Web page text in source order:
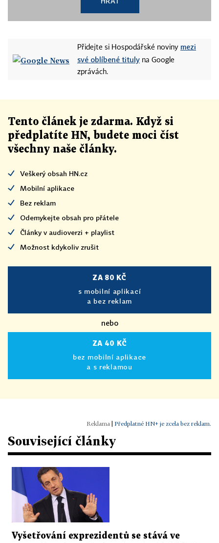
Přidejte si Hospodářské noviny mezi
své oblíbené tituly na Google
zprávách.
Tento článek je zdarma. Když si
předplatíte HN, budete moci číst
všechny naše články.
Veškerý obsah HN.cz
Mobilní aplikace
Bez reklam
Odemykejte obsah pro přátele
Články v audioverzi + playlist
Možnost kdykoliv zrušit
ZA 80 KČ
s mobilní aplikací
a bez reklam
nebo
ZA 40 KČ
bez mobilní aplikace
a s reklamou
Předplatné HN+ je zcela bez reklam.
Související články
Vyšetřování exprezidentů se stává ve